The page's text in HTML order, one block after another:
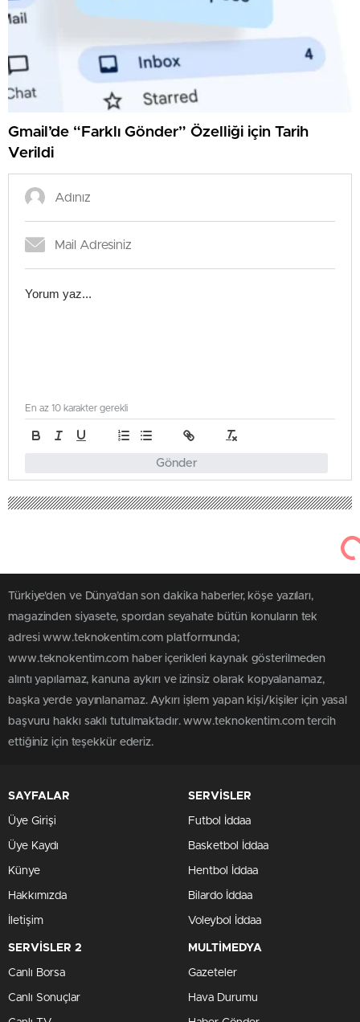
Gmail’de “Farklı Gönder” Özelliği için Tarih
Verildi
Gönder
En az 10 karakter gerekli
Türkiye'den ve Dünya’dan son dakika haberler, köşe yazıları,
magazinden siyasete, spordan seyahate bütün konuların tek
adresi www.teknokentim.com platformunda;
www.teknokentim.com haber içerikleri kaynak gösterilmeden
alıntı yapılamaz, kanuna aykırı ve izinsiz olarak kopyalanamaz,
başka yerde yayınlanamaz. Aykırı işlem yapan kişi/kişiler için yasal
başvuru hakkı saklı tutulmaktadır. www.teknokentim.com tercih
ettiğiniz için teşekkür ederiz.
SAYFALAR
Üye Girişi
Üye Kaydı
Künye
Hakkımızda
İletişim
SERVİSLER
Futbol İddaa
Basketbol İddaa
Hentbol İddaa
Bilardo İddaa
Voleybol İddaa
SERVİSLER 2
Canlı Borsa
Canlı Sonuçlar
MULTİMEDYA
Gazeteler
Hava Durumu